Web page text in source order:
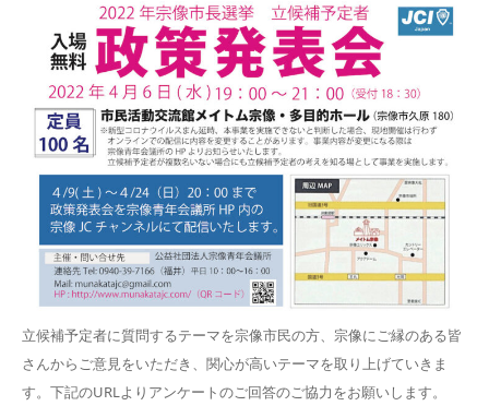
立候補予定者に質問するテーマを宗像市民の方、宗像にご縁のある皆
さんからご意見をいただき、関心が高いテーマを取り上げていきま
す。下記のURLよりアンケートのご回答のご協力をお願いします。